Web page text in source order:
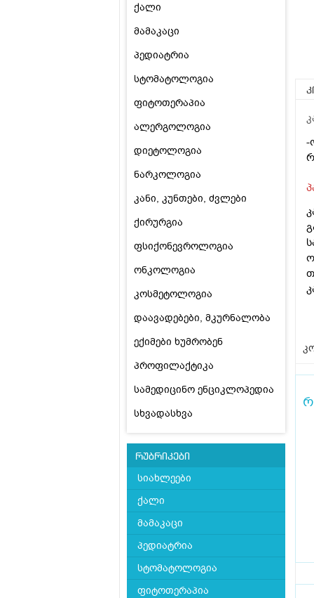
ქალი
მამაკაცი
პედიატრია
სტომატოლოგია
ფიტოთერაპია
ალერგოლოგია
დიეტოლოგია
ნარკოლოგია
კანი, კუნთები, ძვლები
ქირურგია
ფსიქონევროლოგია
ონკოლოგია
კოსმეტოლოგია
დაავადებები, მკურნალობა
ექიმები ხუმრობენ
პროფილაქტიკა
სამედიცინო ენციკლოპედია
სხვადასხვა
რუბრიკები
სიახლეები
ქალი
მამაკაცი
პედიატრია
სტომატოლოგია
ფიტოთერაპია
-